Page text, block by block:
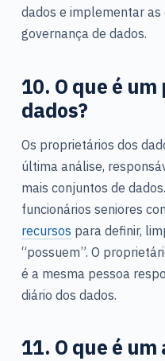
dados e implementar
governança de dados.
10. O que é
dados?
Os proprietários dos
última análise,
mais conjuntos de
funcionários seniores
recursos para definir,
“possuem”. O
é a mesma pessoa
diário dos dados.
11. O que é